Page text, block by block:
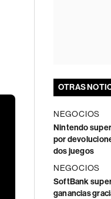
OTRAS
NEGOCIOS
Nintendo
por
dos juegos
NEGOCIOS
SoftBank
ganancias